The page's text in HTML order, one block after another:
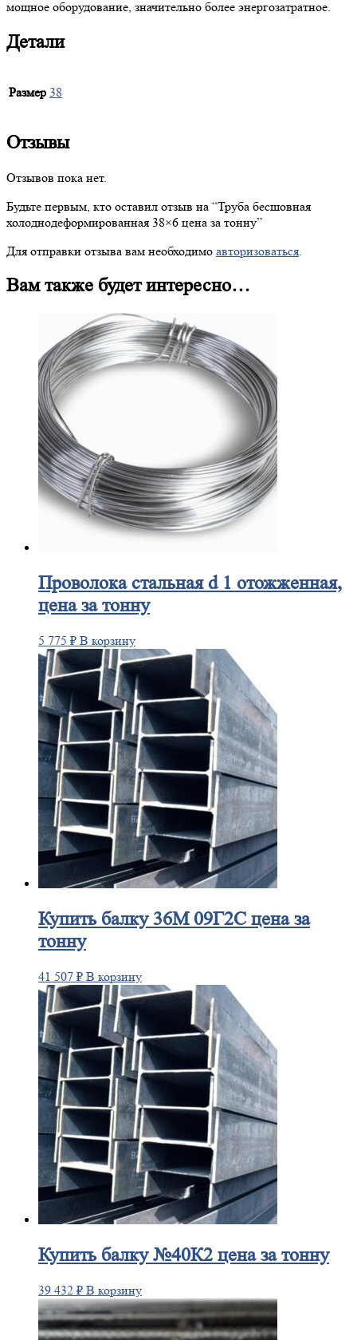
мощное оборудование, значительно более энергозатратное.
Детали
Размер 38
Отзывы
Отзывов пока нет.
Будьте первым, кто оставил отзыв на “Труба бесшовная
холоднодеформированная 38×6 цена за тонну”
Для отправки отзыва вам необходимо авторизоваться
Вам также будет интересно…
Проволокастальная d 1 отожженная,
цена за тонну
5 775 ₽ В корзину
Купитьбалку 36М 09Г2С цена за
тонну
41 507 ₽ В корзину
Купитьбалку №40К2 цена за тонну
39 432 ₽ В корзину